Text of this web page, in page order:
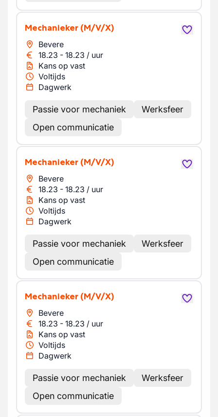
Mechanieker (M/V/X)
Bevere
18.23 - 18.23 / uur
Kans op vast
Voltijds
Dagwerk
Passie voor mechaniek
Werksfeer
Open communicatie
Mechanieker (M/V/X)
Bevere
18.23 - 18.23 / uur
Kans op vast
Voltijds
Dagwerk
Passie voor mechaniek
Werksfeer
Open communicatie
Mechanieker (M/V/X)
Bevere
18.23 - 18.23 / uur
Kans op vast
Voltijds
Dagwerk
Passie voor mechaniek
Werksfeer
Open communicatie